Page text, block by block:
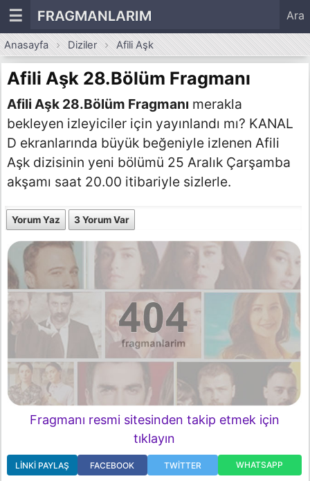
☰ FRAGMANLARIM Ara
Anasayfa Diziler Afili Aşk
Afili Aşk 28.Bölüm Fragmanı
Afili Aşk 28.Bölüm Fragmanı merakla
bekleyen izleyiciler için yayınlandı mı? KANAL
D ekranlarında büyük beğeniyle izlenen Afili
Aşk dizisinin yeni bölümü 25 Aralık Çarşamba
akşamı saat 20.00 itibariyle sizlerle.
Yorum Yaz 3 Yorum Var
Fragmanı resmi sitesinden takip etmek için
tıklayın
LINKI PAYLAŞ FACEBOOK TWITTER WHATSAPP